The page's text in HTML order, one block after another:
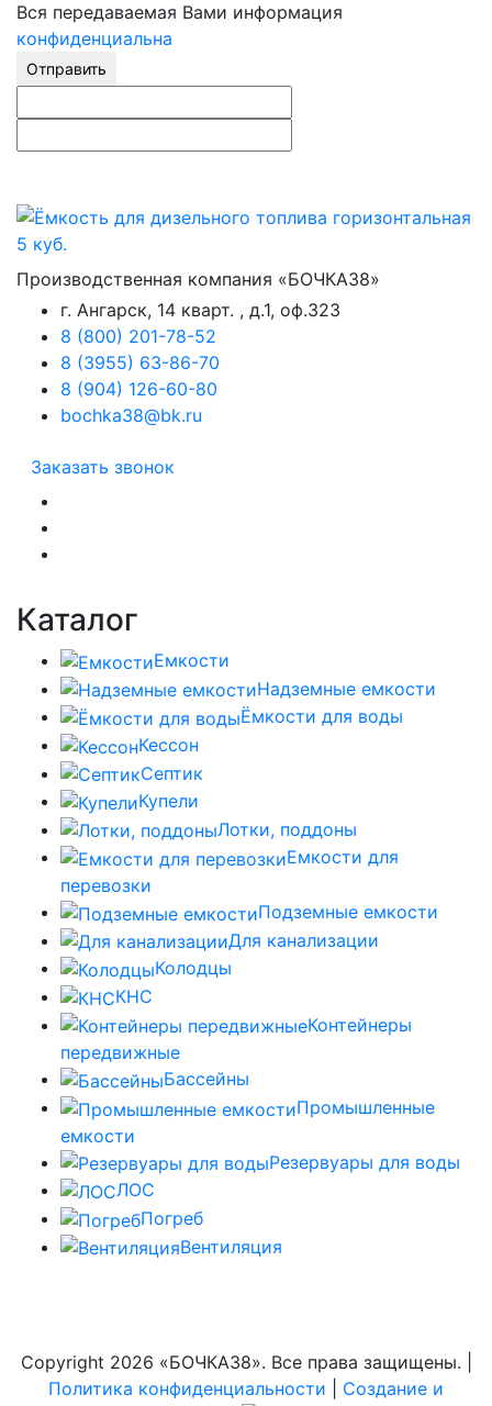
Вся передаваемая Вами информация
конфиденциальна
Отправить
Производственная компания «БОЧКА38»
г. Ангарск, 14 кварт. , д.1, оф.323
8 (800) 201-78-52
8 (3955) 63-86-70
8 (904) 126-60-80
bochka38@bk.ru
Заказать звонок
Каталог
Емкости
Надземные емкости
Ёмкости для воды
Кессон
Септик
Купели
Лотки, поддоны
Емкости для
перевозки
Подземные емкости
Для канализации
Колодцы
КНС
Контейнеры
передвижные
Бассейны
Промышленные
емкости
Резервуары для воды
ЛОС
Погреб
Вентиляция
Copyright 2026 «БОЧКА38». Все права защищены. |
Политика конфиденциальности
Создание и